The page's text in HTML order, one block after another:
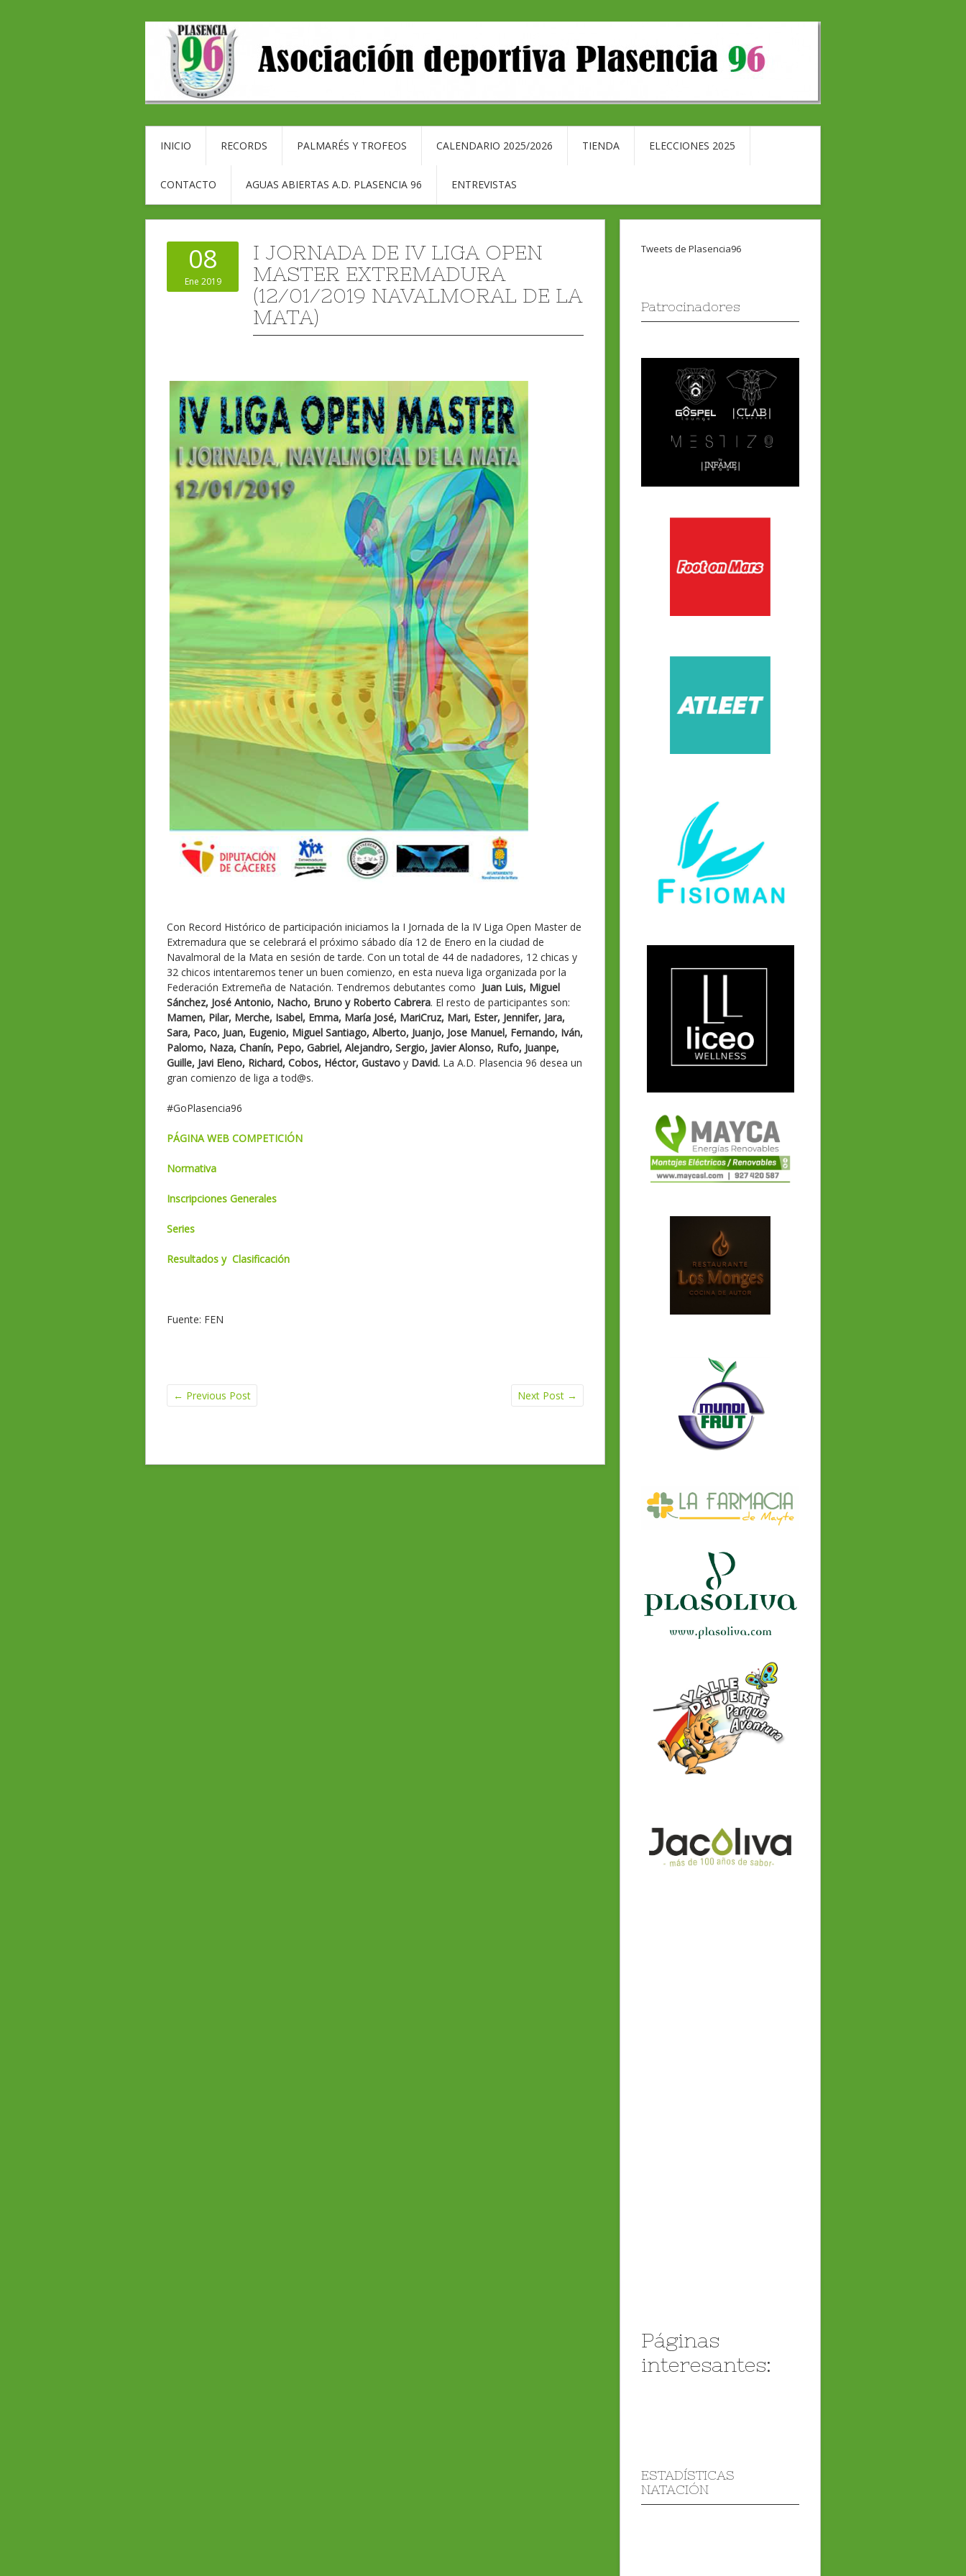
INICIO RECORDS PALMARÉS Y TROFEOS CALENDARIO 2025/2026 TIENDA ELECCIONES 2025
CONTACTO AGUAS ABIERTAS A.D. PLASENCIA 96 ENTREVISTAS
08
Ene 2019
I JORNADA DE IV LIGA OPEN
MASTER EXTREMADURA
(12/01/2019 NAVALMORAL DE LA
MATA)
Con Record Histórico de participación iniciamos la I Jornada de la IV Liga Open Master de
Extremadura que se celebrará el próximo sábado día 12 de Enero en la ciudad de
Navalmoral de la Mata en sesión de tarde. Con un total de 44 de nadadores, 12 chicas y
32 chicos intentaremos tener un buen comienzo, en esta nueva liga organizada por la
Federación Extremeña de Natación. Tendremos debutantes como Juan Luis, Miguel
Sánchez, José Antonio, Nacho, Bruno y Roberto Cabrera. El resto de participantes son:
Mamen, Pilar, Merche, Isabel, Emma, María José, MariCruz, Mari, Ester, Jennifer, Jara,
Sara, Paco, Juan, Eugenio, Miguel Santiago, Alberto, Juanjo, Jose Manuel, Fernando, Iván,
Palomo, Naza, Chanín, Pepo, Gabriel, Alejandro, Sergio, Javier Alonso, Rufo, Juanpe,
Guille, Javi Eleno, Richard, Cobos, Héctor, Gustavo y David. La A.D. Plasencia 96 desea un
gran comienzo de liga a tod@s.
#GoPlasencia96
PÁGINA WEB COMPETICIÓN
Normativa
Inscripciones Generales
Series
Resultados y Clasificación
Fuente: FEN
← Previous Post Next Post →
Tweets de Plasencia96
Patrocinadores
Páginas
interesantes:
ESTADÍSTICAS
NATACIÓN